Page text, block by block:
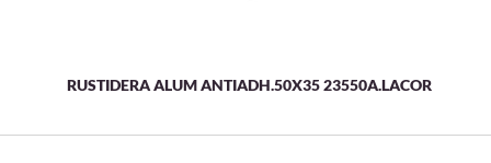
RUSTIDERA ALUM ANTIADH.50X35 23550A.LACOR